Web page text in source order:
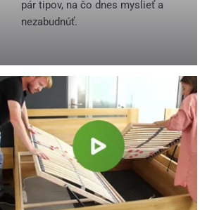
pár tipov, na čo dnes myslieť a
nezabudnúť.